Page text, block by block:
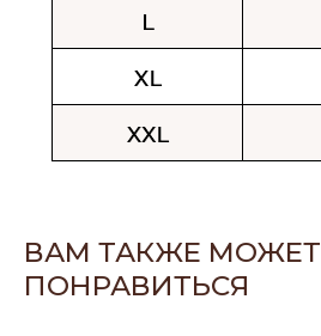
ВАМ ТАКЖЕ МОЖЕТ
ПОНРАВИТЬСЯ